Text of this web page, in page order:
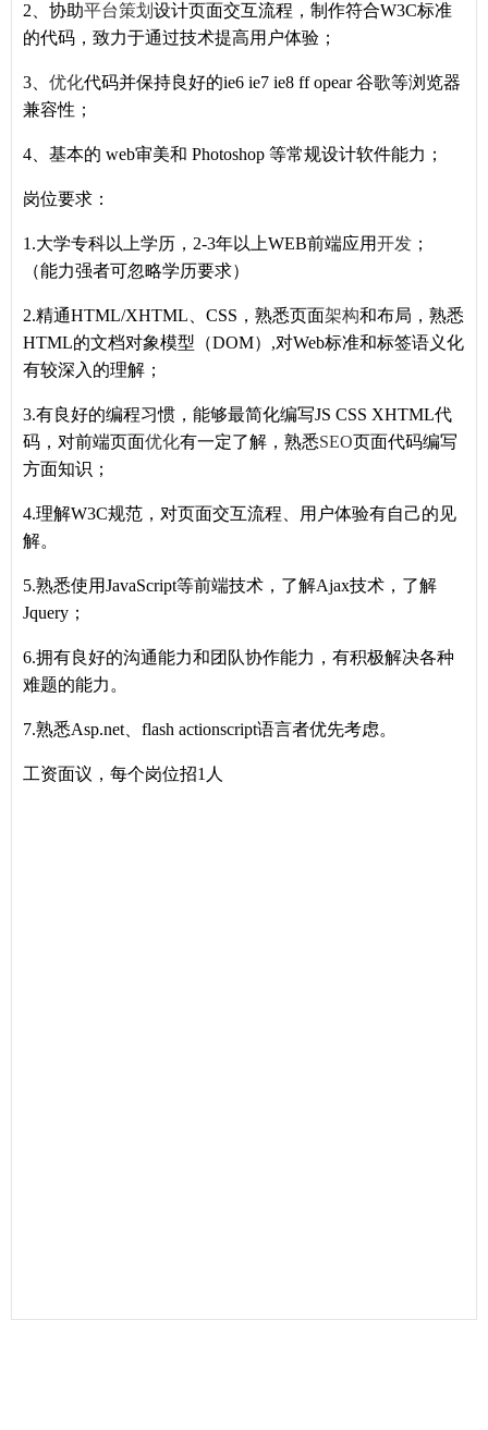
2、协助平台策划 设计页面交互流程，制作符合W3C标准
的代码，致力于通过技术提高用户体验；
3、 优化代码并保持良好的ie6 ie7 ie8 ff opear 谷歌等浏览器
兼容性；
4、基本的 web审美和 Photoshop 等常规设计软件能力；
岗位要求：
1.大学专科以上学历，2-3年以上WEB前端应用开发 ；
（能力强者可忽略学历要求）
2.精通HTML/XHTML、CSS，熟悉页面架构和布局，熟悉
HTML的文档对象模型（DOM）,对Web标准和标签语义化
有较深入的理解；
3.有良好的编程习惯，能够最简化编写JS CSS XHTML代
码，对前端页面优化有一定了解，熟悉SEO页面代码编写
方面知识；
4.理解W3C规范，对页面交互流程、用户体验有自己的见
解。
5.熟悉使用JavaScript等前端技术，了解Ajax技术，了解
Jquery；
6.拥有良好的沟通能力和团队协作能力，有积极解决各种
难题的能力。
7.熟悉Asp.net、flash actionscript语言者优先考虑。
工资面议，每个岗位招1人